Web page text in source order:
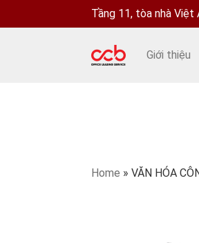
Tầng 11, tòa nhà Việt
Giới thiệu
Home » VĂN HÓA